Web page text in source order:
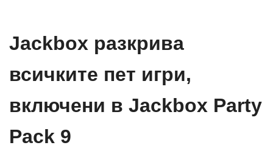
Jackbox разкрива
всичките пет игри,
включени в Jackbox Party
Pack 9